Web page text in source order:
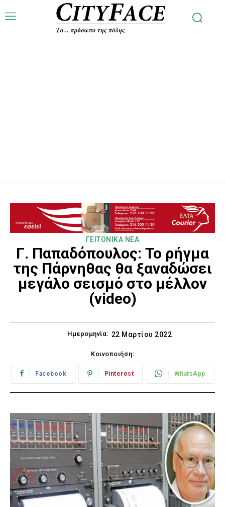
ΓΕΙΤΟΝΙΚΑ ΝΕΑ
Γ. Παπαδόπουλος: Το ρήγμα
της Πάρνηθας θα ξαναδώσει
μεγάλο σεισμό στο μέλλον
(video)
Ημερομηνία: 22 Μαρτίου 2022
Κοινοποιήση:
Facebook Pinterest WhatsApp